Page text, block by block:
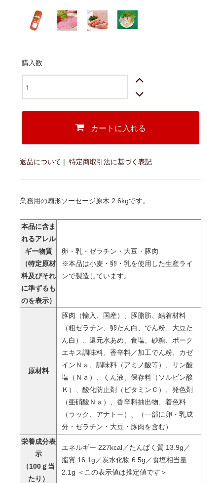
購入数
カートに入れる
返品について | 特定商取引法に基づく表記
業務用の扇形ソーセージ原木 2.6kgです。
本品に含ま
れるアレル
ギー物質
（特定原材
料及びそれ
に準ずるも
のを表示）
卵・乳・ゼラチン・大豆・豚肉
※本品は小麦・卵・乳を使用した生産ライ
ンで製造しています。
原材料
豚肉（輸入、国産）、豚脂肪、結着材料
（粗ゼラチン、卵たん白、でん粉、大豆た
ん白）、還元水あめ、食塩、砂糖、ポーク
エキス調味料、香辛料／加工でん粉、カゼ
インＮａ、調味料（アミノ酸等）、リン酸
塩（Ｎａ）、くん液、保存料（ソルビン酸
Ｋ）、酸化防止剤（ビタミンＣ）、発色剤
（亜硝酸Ｎａ）、香辛料抽出物、着色料
（ラック、アナトー）、（一部に卵・乳成
分・ゼラチン・大豆・豚肉を含む）
栄養成分表
示
（100ｇ当
たり）
エネルギー 227kcal／たんぱく質 13.9g／
脂質 16.1g／炭水化物 6.5g／食塩相当量
2.1g ＜この表示値は推定値です＞